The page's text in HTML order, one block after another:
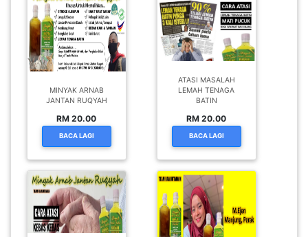
MINYAK ARNAB
JANTAN RUQYAH
RM 20.00
BACA LAGI
ATASI MASALAH
LEMAH TENAGA
BATIN
RM 20.00
BACA LAGI